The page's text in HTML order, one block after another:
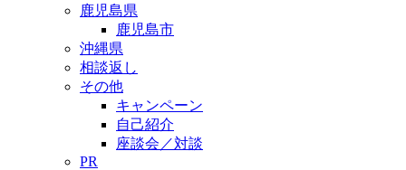
鹿児島県
鹿児島市
沖縄県
相談返し
その他
キャンペーン
自己紹介
座談会／対談
PR